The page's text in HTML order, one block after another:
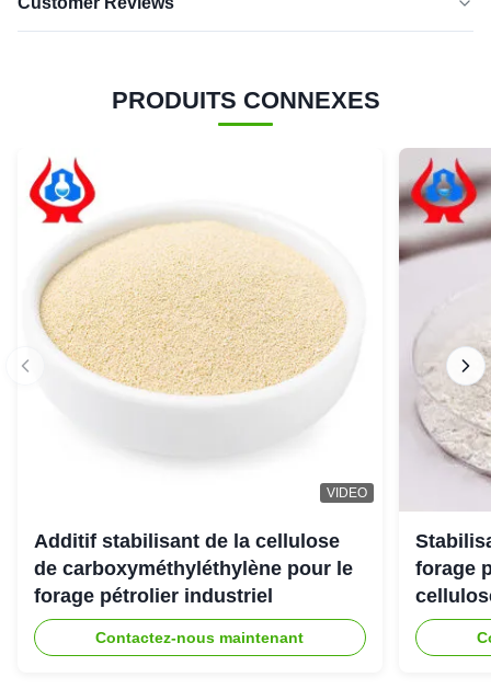
étoiles
50%
4 étoiles
50%
3 étoiles
0
2 étoiles
0
0
G
G*e
AustriaJan 8.2026
Good product
The effect is better than we expected, this CMC is exactly
what we need, great job!
PRODUITS CONNEXES
VIDEO
Additif stabilisant de la cellulose
de carboxyméthyléthylène pour le
forage pétrolier industriel
Contactez-nous maintenant
forage